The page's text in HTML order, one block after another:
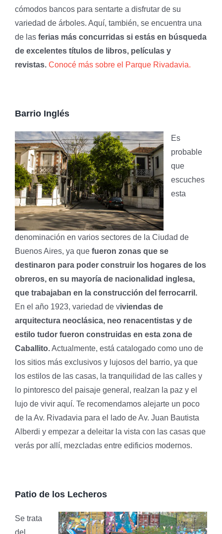
cómodos bancos para sentarte a disfrutar de su
variedad de árboles. Aquí, también, se encuentra una
de las ferias más concurridas si estás en búsqueda
de excelentes títulos de libros, películas y
revistas. Conocé más sobre el Parque Rivadavia.
Barrio Inglés
Es
probable
que
escuches
esta
denominación en varios sectores de la Ciudad de
Buenos Aires, ya que fueron zonas que se
destinaron para poder construir los hogares de los
obreros, en su mayoría de nacionalidad inglesa,
que trabajaban en la construcción del ferrocarril.
En el año 1923, variedad de viviendas de
arquitectura neoclásica, neo renacentistas y de
estilo tudor fueron construidas en esta zona de
Caballito.Actualmente, está catalogado como uno de
los sitios más exclusivos y lujosos del barrio, ya que
los estilos de las casas, la tranquilidad de las calles y
lo pintoresco del paisaje general, realzan la paz y el
lujo de vivir aquí. Te recomendamos alejarte un poco
de la Av. Rivadavia para el lado de Av. Juan Bautista
Alberdi y empezar a deleitar la vista con las casas que
verás por allí, mezcladas entre edificios modernos.
Patio de los Lecheros
Se trata